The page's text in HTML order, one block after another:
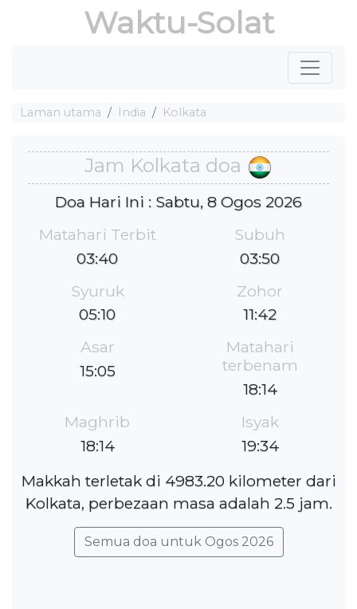
Waktu-Solat
Laman utama India Kolkata
Jam Kolkata doa
Doa Hari Ini : Sabtu, 8 Ogos 2026
Matahari Terbit
03:40
Subuh
03:50
Syuruk
05:10
Zohor
11:42
Asar
15:05
Matahari
terbenam
18:14
Maghrib
18:14
Isyak
19:34
Makkah terletak di 4983.20 kilometer dari
Kolkata, perbezaan masa adalah 2.5 jam.
Semua doa untuk Ogos 2026